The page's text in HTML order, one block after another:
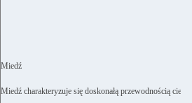
Miedź
Miedź charakteryzuje się doskonałą przewodnością